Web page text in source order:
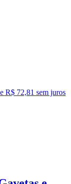
R$ 72,81 sem juros